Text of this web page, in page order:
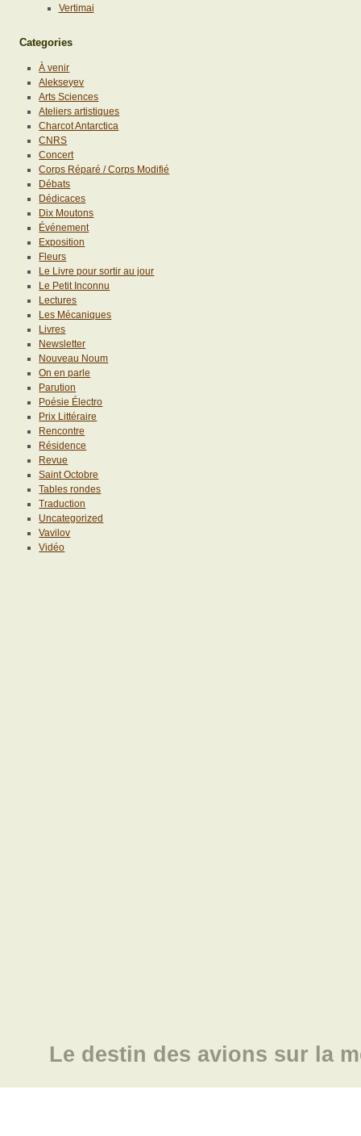
Vertimai
Categories
À venir
Alekseyev
Arts Sciences
Ateliers artistiques
Charcot Antarctica
CNRS
Concert
Corps Réparé / Corps Modifié
Débats
Dédicaces
Dix Moutons
Événement
Exposition
Fleurs
Le Livre pour sortir au jour
Le Petit Inconnu
Lectures
Les Mécaniques
Livres
Newsletter
Nouveau Noum
On en parle
Parution
Poésie Électro
Prix Littéraire
Rencontre
Résidence
Revue
Saint Octobre
Tables rondes
Traduction
Uncategorized
Vavilov
Vidéo
Le destin des avions sur la